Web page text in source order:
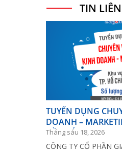
TIN
TUYỂN DỤNG
DOANH –
HỒ CHÍ MINH
Tháng sáu 18, 2026
CÔNG TY CỔ PHẦN